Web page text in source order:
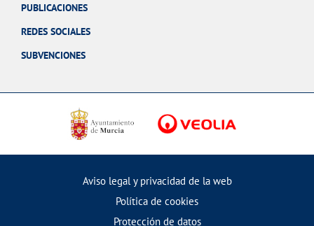
PUBLICACIONES
REDES SOCIALES
SUBVENCIONES
Aviso legal y privacidad de la web
Política de cookies
Protección de datos